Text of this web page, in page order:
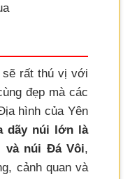
sẽ rất thú vị với
đẹp mà các
hình của Yên
dãy núi lớn là
và núi Đá Vôi,
cảnh quan và